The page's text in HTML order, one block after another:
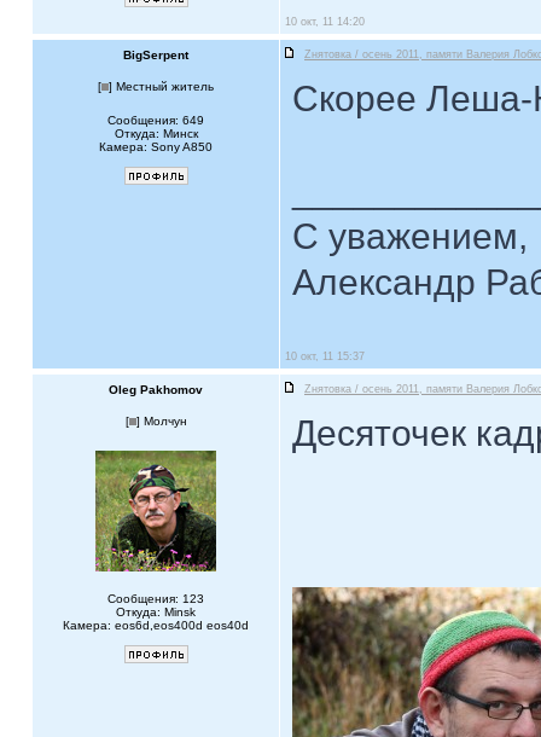
10 окт, 11 14:20
BigSerpent Zнятовка / осень 2011, памяти Валерия
[ ] Местный житель
Сообщения: 649
Откуда: Минск
Камера: Sony A850
Скорее
С уважением,
Александр
10 окт, 11 15:37
Oleg Pakhomov Zнятовка / осень 2011, памяти Валерия
[ ] Молчун
Сообщения: 123
Откуда: Minsk
Камера: eos6d,eos400d eos40d
Десяточек